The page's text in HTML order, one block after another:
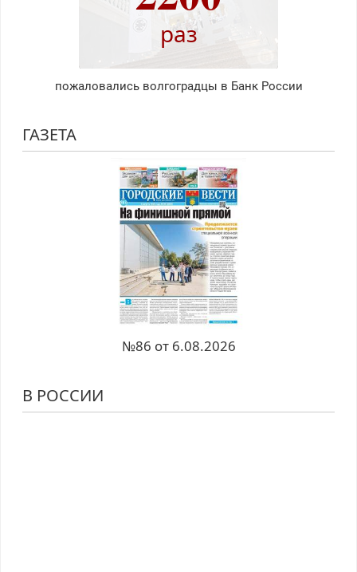
раз
пожаловались волгоградцы в Банк России
ГАЗЕТА
№86 от 6.08.2026
В РОССИИ